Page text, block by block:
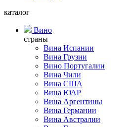
каталог
Вино
страны
Вина Испании
Вина Грузии
Вино Португалии
Вина Чили
Вина США
Вина ЮАР
Вина Аргентины
Вина Германии
Вина Австралии